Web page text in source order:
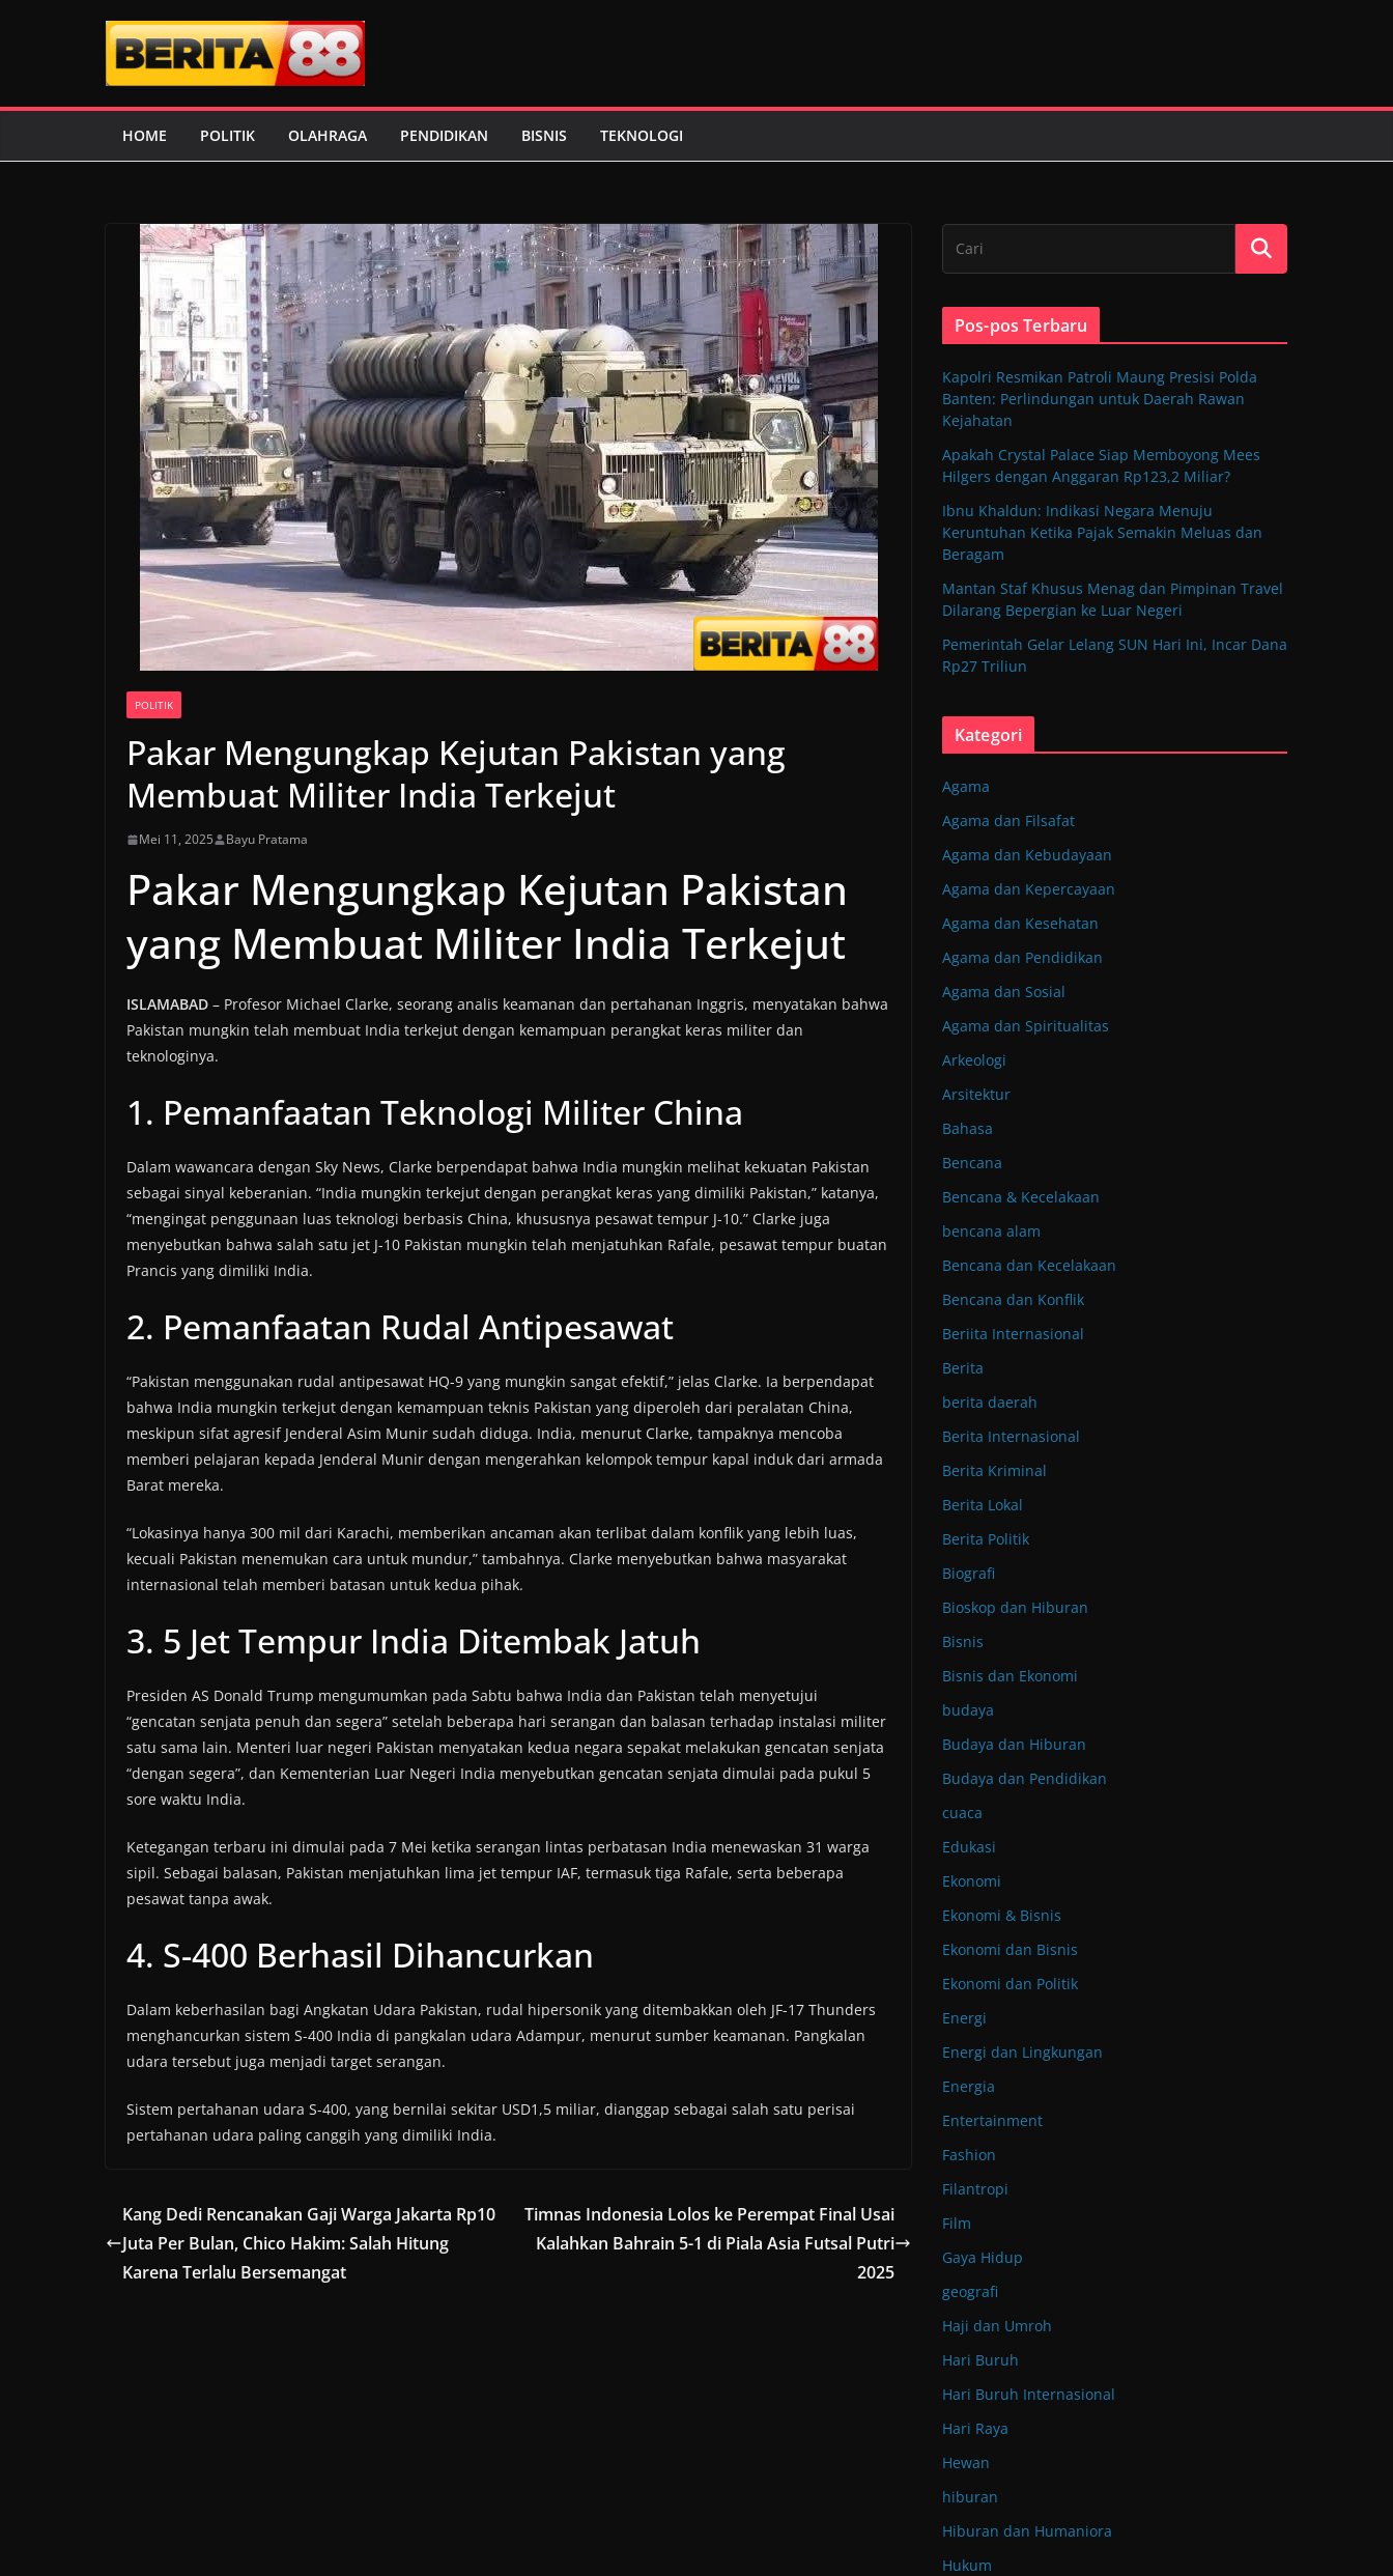
HOME POLITIK OLAHRAGA PENDIDIKAN BISNIS TEKNOLOGI
POLITIK
Pakar Mengungkap Kejutan Pakistan yang
Membuat Militer India Terkejut
Mei 11, 2025 Bayu Pratama
Pakar Mengungkap Kejutan Pakistan
yang Membuat Militer India Terkejut
ISLAMABAD – Profesor Michael Clarke, seorang analis keamanan dan pertahanan Inggris, menyatakan bahwa
Pakistan mungkin telah membuat India terkejut dengan kemampuan perangkat keras militer dan
teknologinya.
1. Pemanfaatan Teknologi Militer China
Dalam wawancara dengan Sky News, Clarke berpendapat bahwa India mungkin melihat kekuatan Pakistan
sebagai sinyal keberanian. “India mungkin terkejut dengan perangkat keras yang dimiliki Pakistan,” katanya,
“mengingat penggunaan luas teknologi berbasis China, khususnya pesawat tempur J-10.” Clarke juga
menyebutkan bahwa salah satu jet J-10 Pakistan mungkin telah menjatuhkan Rafale, pesawat tempur buatan
Prancis yang dimiliki India.
2. Pemanfaatan Rudal Antipesawat
“Pakistan menggunakan rudal antipesawat HQ-9 yang mungkin sangat efektif,” jelas Clarke. Ia berpendapat
bahwa India mungkin terkejut dengan kemampuan teknis Pakistan yang diperoleh dari peralatan China,
meskipun sifat agresif Jenderal Asim Munir sudah diduga. India, menurut Clarke, tampaknya mencoba
memberi pelajaran kepada Jenderal Munir dengan mengerahkan kelompok tempur kapal induk dari armada
Barat mereka.
“Lokasinya hanya 300 mil dari Karachi, memberikan ancaman akan terlibat dalam konflik yang lebih luas,
kecuali Pakistan menemukan cara untuk mundur,” tambahnya. Clarke menyebutkan bahwa masyarakat
internasional telah memberi batasan untuk kedua pihak.
3. 5 Jet Tempur India Ditembak Jatuh
Presiden AS Donald Trump mengumumkan pada Sabtu bahwa India dan Pakistan telah menyetujui
“gencatan senjata penuh dan segera” setelah beberapa hari serangan dan balasan terhadap instalasi militer
satu sama lain. Menteri luar negeri Pakistan menyatakan kedua negara sepakat melakukan gencatan senjata
“dengan segera”, dan Kementerian Luar Negeri India menyebutkan gencatan senjata dimulai pada pukul 5
sore waktu India.
Ketegangan terbaru ini dimulai pada 7 Mei ketika serangan lintas perbatasan India menewaskan 31 warga
sipil. Sebagai balasan, Pakistan menjatuhkan lima jet tempur IAF, termasuk tiga Rafale, serta beberapa
pesawat tanpa awak.
4. S-400 Berhasil Dihancurkan
Dalam keberhasilan bagi Angkatan Udara Pakistan, rudal hipersonik yang ditembakkan oleh JF-17 Thunders
menghancurkan sistem S-400 India di pangkalan udara Adampur, menurut sumber keamanan. Pangkalan
udara tersebut juga menjadi target serangan.
Sistem pertahanan udara S-400, yang bernilai sekitar USD1,5 miliar, dianggap sebagai salah satu perisai
pertahanan udara paling canggih yang dimiliki India.
Kang Dedi Rencanakan Gaji Warga Jakarta Rp10
Juta Per Bulan, Chico Hakim: Salah Hitung
Karena Terlalu Bersemangat
Timnas Indonesia Lolos ke Perempat Final Usai
Kalahkan Bahrain 5-1 di Piala Asia Futsal Putri
2025
Pos-pos Terbaru
Kapolri Resmikan Patroli Maung Presisi Polda
Banten: Perlindungan untuk Daerah Rawan
Kejahatan
Apakah Crystal Palace Siap Memboyong Mees
Hilgers dengan Anggaran Rp123,2 Miliar?
Ibnu Khaldun: Indikasi Negara Menuju
Keruntuhan Ketika Pajak Semakin Meluas dan
Beragam
Mantan Staf Khusus Menag dan Pimpinan Travel
Dilarang Bepergian ke Luar Negeri
Pemerintah Gelar Lelang SUN Hari Ini, Incar Dana
Rp27 Triliun
Kategori
Agama
Agama dan Filsafat
Agama dan Kebudayaan
Agama dan Kepercayaan
Agama dan Kesehatan
Agama dan Pendidikan
Agama dan Sosial
Agama dan Spiritualitas
Arkeologi
Arsitektur
Bahasa
Bencana
Bencana & Kecelakaan
bencana alam
Bencana dan Kecelakaan
Bencana dan Konflik
Beriita Internasional
Berita
berita daerah
Berita Internasional
Berita Kriminal
Berita Lokal
Berita Politik
Biografi
Bioskop dan Hiburan
Bisnis
Bisnis dan Ekonomi
budaya
Budaya dan Hiburan
Budaya dan Pendidikan
cuaca
Edukasi
Ekonomi
Ekonomi & Bisnis
Ekonomi dan Bisnis
Ekonomi dan Politik
Energi
Energi dan Lingkungan
Energia
Entertainment
Fashion
Filantropi
Film
Gaya Hidup
geografi
Haji dan Umroh
Hari Buruh
Hari Buruh Internasional
Hari Raya
Hewan
hiburan
Hiburan dan Humaniora
Hukum